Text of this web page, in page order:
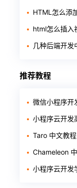
HTML怎么添
html怎么插入
几种后端开发
推荐教程
微信小程序开
小程序云开发
Taro 中文教程
Chameleon
小程序云开发